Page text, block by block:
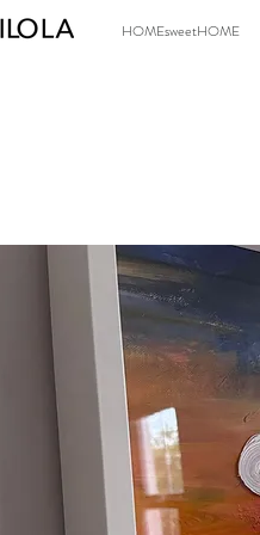
HOMEsweetHOME